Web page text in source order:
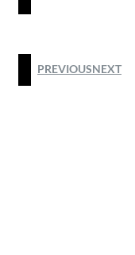
PREVIOUSNEXT